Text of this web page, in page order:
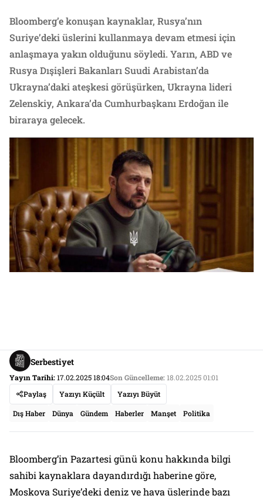
Bloomberg’e konuşan kaynaklar, Rusya’nın
Suriye’deki üslerini kullanmaya devam etmesi için
anlaşmaya yakın olduğunu söyledi. Yarın, ABD ve
Rusya Dışişleri Bakanları Suudi Arabistan’da
Ukrayna’daki ateşkesi görüşürken, Ukrayna lideri
Zelenskiy, Ankara’da Cumhurbaşkanı Erdoğan ile
biraraya gelecek.
Serbestiyet
Yayın Tarihi:17.02.2025 18:04Son Güncelleme:18.02.2025 01:01
Paylaş
Yazıyı Küçült Yazıyı Büyüt
Dış Haber Dünya Gündem Haberler Manşet Politika
Bloomberg’in Pazartesi günü konu hakkında bilgi
sahibi kaynaklara dayandırdığı haberine göre,
Moskova Suriye’deki deniz ve hava üslerinde bazı